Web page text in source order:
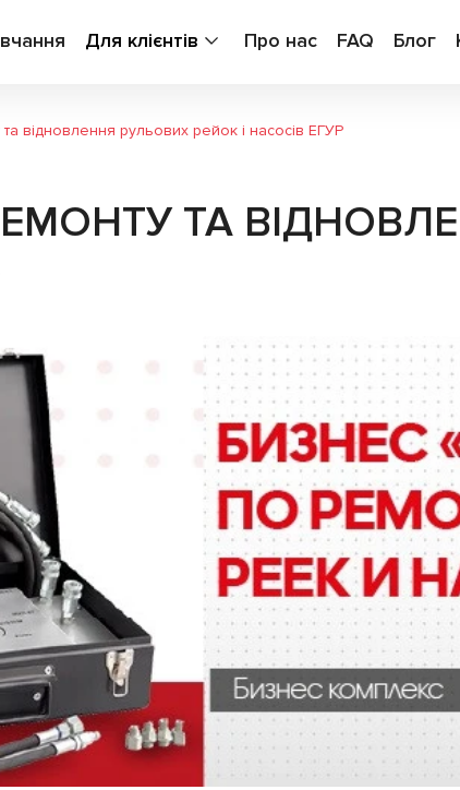
Для клієнтів Про нас FAQ Блог
відновлення рульових рейок і насосів ЕГУР
ТА